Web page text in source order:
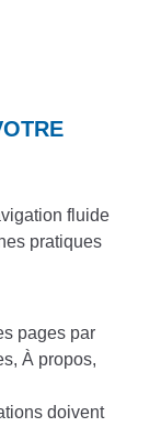
fluide
pratiques
pages par
À propos,
doivent